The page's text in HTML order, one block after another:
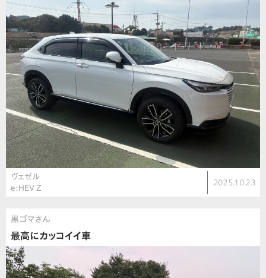
ヴェゼル
e:HEV Z
2025.10.23
黒ゴマさん
最高にカッコイイ車